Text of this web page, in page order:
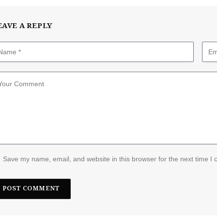
A REPLY
Save my name, email, and website in this browser for the next time I